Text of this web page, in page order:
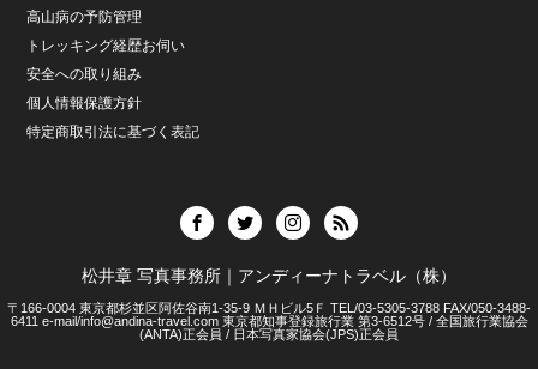
高山病の予防管理
トレッキング経歴お伺い
安全への取り組み
個人情報保護方針
特定商取引法に基づく表記
松井章 写真事務所｜アンディーナトラベル（株）
〒166-0004 東京都杉並区阿佐谷南1-35-9 ＭＨビル5Ｆ TEL/03-5305-3788 FAX/050-3488-
6411 e-mail/info@andina-travel.com 東京都知事登録旅行業 第3-6512号 / 全国旅行業協会
(ANTA)正会員 / 日本写真家協会(JPS)正会員